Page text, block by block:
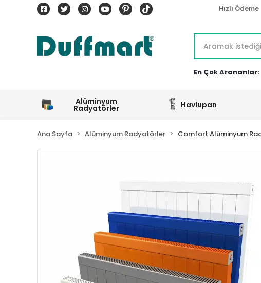
Hızlı Ödeme
En Çok Arananlar:
Alüminyum
Radyatörler Havlupan
Ana Sayfa Alüminyum Radyatörler Comfort Alüminyum